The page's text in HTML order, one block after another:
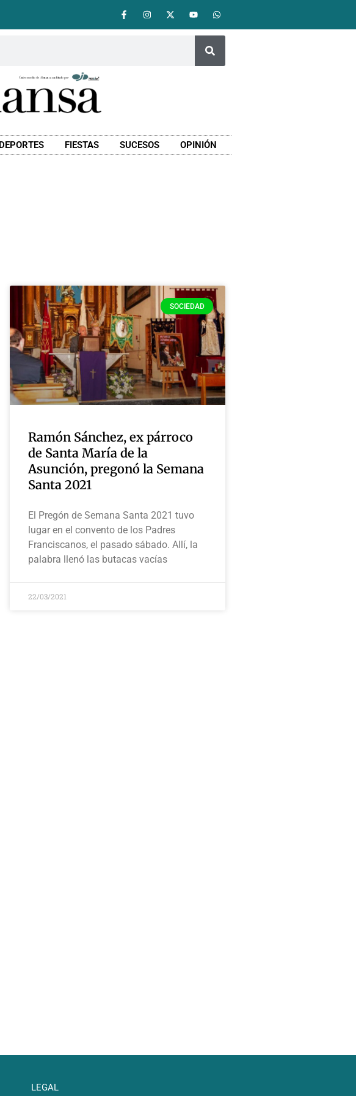
DEPORTES FIESTAS SUCESOS OPINIÓN
SOCIEDAD
Ramón Sánchez, ex párroco
de Santa María de la
Asunción, pregonó la Semana
Santa 2021
El Pregón de Semana Santa 2021 tuvo
lugar en el convento de los Padres
Franciscanos, el pasado sábado. Allí, la
palabra llenó las butacas vacías
22/03/2021
LEGAL